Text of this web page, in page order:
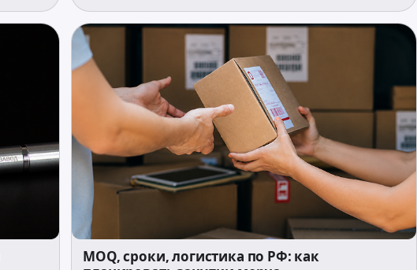
MOQ, сроки, логистика по РФ: как